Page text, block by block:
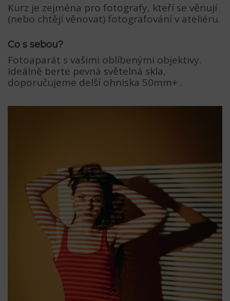
Kurz je zejména pro fotografy, kteří se věnují
(nebo chtějí věnovat) fotografování v ateliéru.
Co s sebou?
Fotoaparát s vašimi oblíbenými objektivy.
Ideálně berte pevná světelná skla,
doporučujeme delší ohniska 50mm+ .